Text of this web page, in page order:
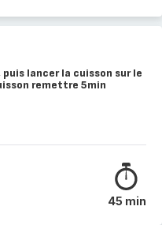
lancer la cuisson sur le
remettre 5min
45 min